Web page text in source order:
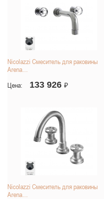
Nicolazzi Смеситель для раковины
Arena…
Цена: 133 926 ₽
Nicolazzi Смеситель для раковины
Arena…